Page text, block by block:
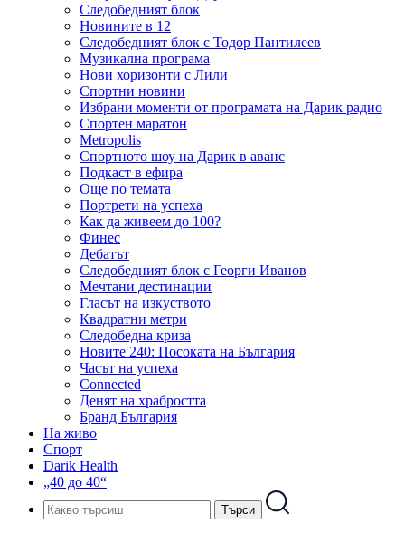
Следобедният блок
Новините в 12
Следобедният блок с Тодор Пантилеев
Музикална програма
Нови хоризонти с Лили
Спортни новини
Избрани моменти от програмата на Дарик радио
Спортен маратон
Metropolis
Спортното шоу на Дарик в аванс
Подкаст в ефира
Още по темата
Портрети на успеха
Как да живеем до 100?
Финес
Дебатът
Следобедният блок с Георги Иванов
Мечтани дестинации
Гласът на изкуството
Квадратни метри
Следобедна криза
Новите 240: Посоката на България
Часът на успеха
Connected
Денят на храбростта
Бранд България
На живо
Спорт
Darik Health
„40 до 40“